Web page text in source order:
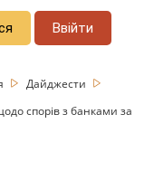
Ввійти
Дайджести
спорів з банками за